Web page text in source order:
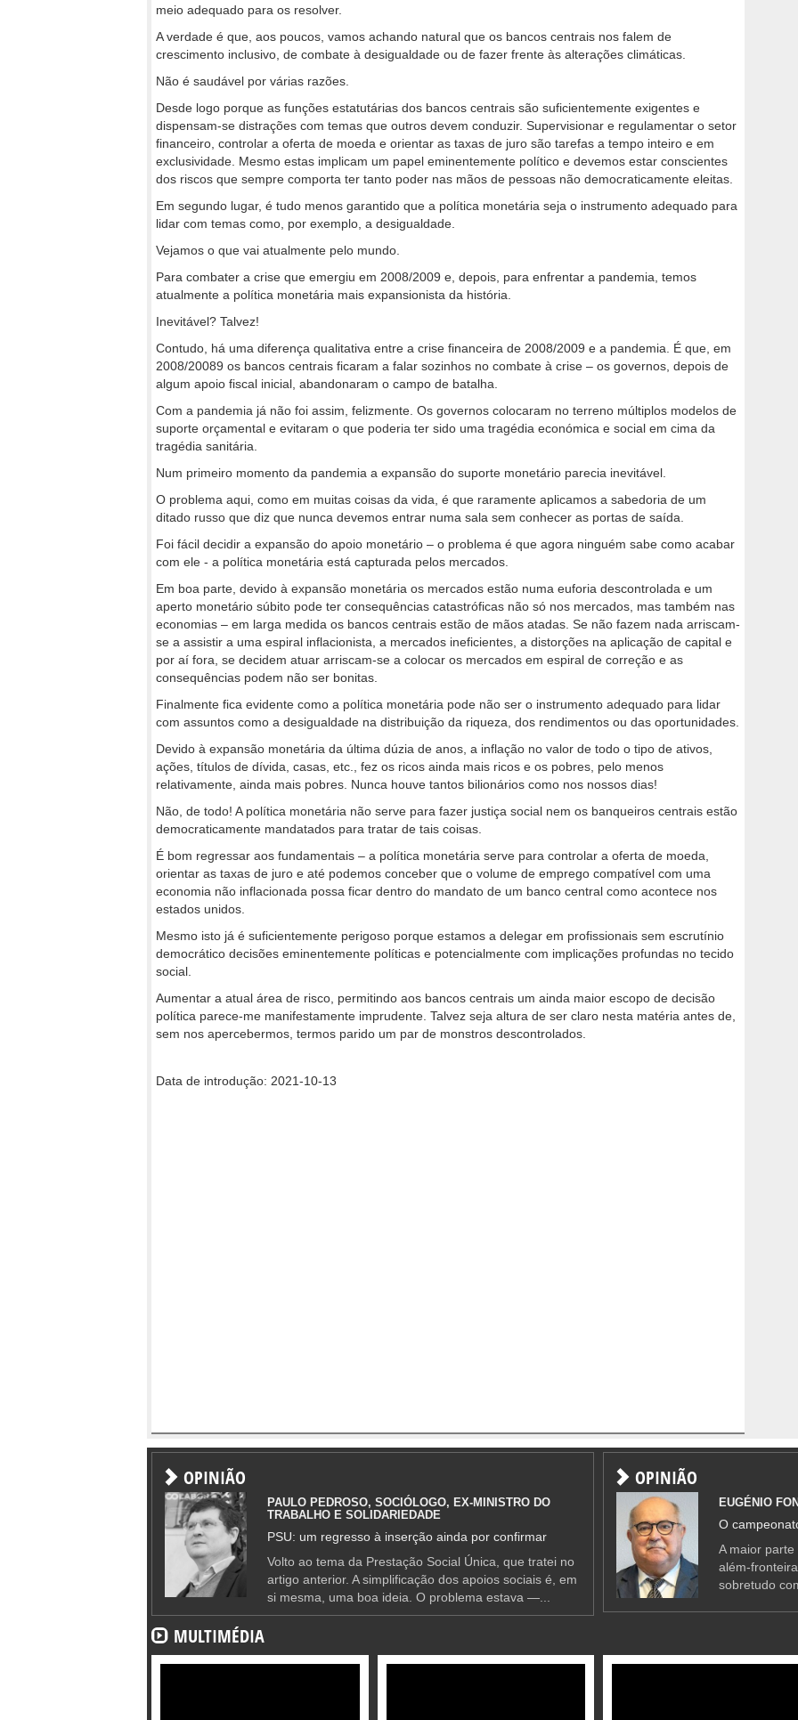
meio adequado para os resolver.
A verdade é que, aos poucos, vamos achando natural que os bancos centrais nos falem de
crescimento inclusivo, de combate à desigualdade ou de fazer frente às alterações climáticas.
Não é saudável por várias razões.
Desde logo porque as funções estatutárias dos bancos centrais são suficientemente exigentes e
dispensam-se distrações com temas que outros devem conduzir. Supervisionar e regulamentar o setor
financeiro, controlar a oferta de moeda e orientar as taxas de juro são tarefas a tempo inteiro e em
exclusividade. Mesmo estas implicam um papel eminentemente político e devemos estar conscientes
dos riscos que sempre comporta ter tanto poder nas mãos de pessoas não democraticamente eleitas.
Em segundo lugar, é tudo menos garantido que a política monetária seja o instrumento adequado para
lidar com temas como, por exemplo, a desigualdade.
Vejamos o que vai atualmente pelo mundo.
Para combater a crise que emergiu em 2008/2009 e, depois, para enfrentar a pandemia, temos
atualmente a política monetária mais expansionista da história.
Inevitável? Talvez!
Contudo, há uma diferença qualitativa entre a crise financeira de 2008/2009 e a pandemia. É que, em
2008/20089 os bancos centrais ficaram a falar sozinhos no combate à crise – os governos, depois de
algum apoio fiscal inicial, abandonaram o campo de batalha.
Com a pandemia já não foi assim, felizmente. Os governos colocaram no terreno múltiplos modelos de
suporte orçamental e evitaram o que poderia ter sido uma tragédia económica e social em cima da
tragédia sanitária.
Num primeiro momento da pandemia a expansão do suporte monetário parecia inevitável.
O problema aqui, como em muitas coisas da vida, é que raramente aplicamos a sabedoria de um
ditado russo que diz que nunca devemos entrar numa sala sem conhecer as portas de saída.
Foi fácil decidir a expansão do apoio monetário – o problema é que agora ninguém sabe como acabar
com ele - a política monetária está capturada pelos mercados.
Em boa parte, devido à expansão monetária os mercados estão numa euforia descontrolada e um
aperto monetário súbito pode ter consequências catastróficas não só nos mercados, mas também nas
economias – em larga medida os bancos centrais estão de mãos atadas. Se não fazem nada arriscam-
se a assistir a uma espiral inflacionista, a mercados ineficientes, a distorções na aplicação de capital e
por aí fora, se decidem atuar arriscam-se a colocar os mercados em espiral de correção e as
consequências podem não ser bonitas.
Finalmente fica evidente como a política monetária pode não ser o instrumento adequado para lidar
com assuntos como a desigualdade na distribuição da riqueza, dos rendimentos ou das oportunidades.
Devido à expansão monetária da última dúzia de anos, a inflação no valor de todo o tipo de ativos,
ações, títulos de dívida, casas, etc., fez os ricos ainda mais ricos e os pobres, pelo menos
relativamente, ainda mais pobres. Nunca houve tantos bilionários como nos nossos dias!
Não, de todo! A política monetária não serve para fazer justiça social nem os banqueiros centrais estão
democraticamente mandatados para tratar de tais coisas.
É bom regressar aos fundamentais – a política monetária serve para controlar a oferta de moeda,
orientar as taxas de juro e até podemos conceber que o volume de emprego compatível com uma
economia não inflacionada possa ficar dentro do mandato de um banco central como acontece nos
estados unidos.
Mesmo isto já é suficientemente perigoso porque estamos a delegar em profissionais sem escrutínio
democrático decisões eminentemente políticas e potencialmente com implicações profundas no tecido
social.
Aumentar a atual área de risco, permitindo aos bancos centrais um ainda maior escopo de decisão
política parece-me manifestamente imprudente. Talvez seja altura de ser claro nesta matéria antes de,
sem nos apercebermos, termos parido um par de monstros descontrolados.
Data de introdução: 2021-10-13
OPINIÃO
PAULO PEDROSO, SOCIÓLOGO, EX-MINISTRO DO
TRABALHO E SOLIDARIEDADE
PSU: um regresso à inserção ainda por confirmar
Volto ao tema da Prestação Social Única, que tratei no
artigo anterior. A simplificação dos apoios sociais é, em
si mesma, uma boa ideia. O problema estava —...
OPINIÃO
EUGÉNIO
O
A maior
além-
sobretudo
MULTIMÉDIA